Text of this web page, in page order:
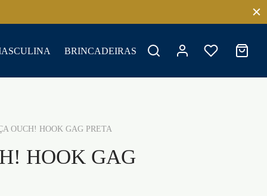
BRINCADEIRAS
OUCH! HOOK GAG PRETA
HOOK GAG